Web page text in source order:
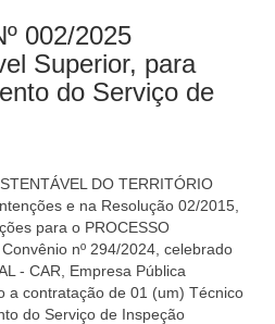
002/2025
Superior, para
do Serviço de
DO TERRITÓRIO
e na Resolução 02/2015,
para o PROCESSO
Convênio nº 294/2024 , celebrado
- CAR, Empresa Pública
a contratação de 01 (um) Técnico
do Serviço de Inspeção